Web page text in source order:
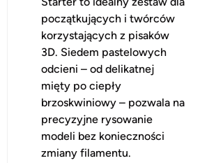
początkujących i twórców
korzystających z pisaków
3D. Siedem pastelowych
odcieni – od delikatnej
mięty po ciepły
brzoskwiniowy – pozwala na
precyzyjne rysowanie
modeli bez konieczności
zmiany filamentu.